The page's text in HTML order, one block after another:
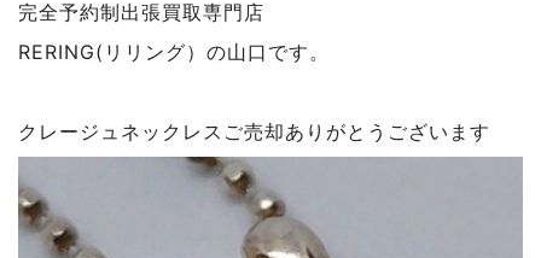
完全予約制出張買取専門店
RERING(リリング）の山口です。
クレージュネックレスご売却ありがとうございます